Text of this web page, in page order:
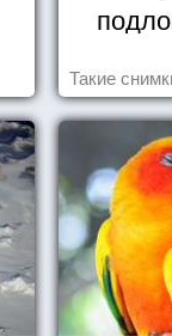
Такие